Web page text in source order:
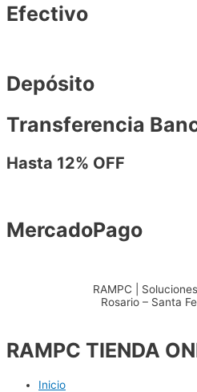
Efectivo
Depósito
Transferencia
Hasta 12% OFF
MercadoPago
RAMPC |
Rosario – Santa
RAMPC TIENDA
Inicio